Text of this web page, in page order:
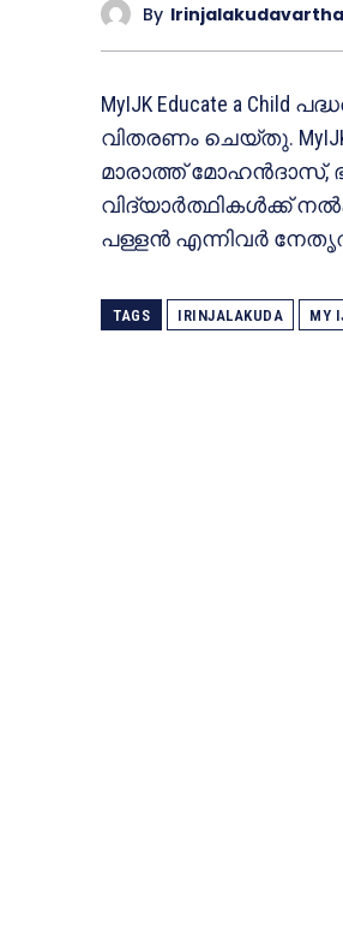
By
MyIJK Educate a
വിതരണം ചെയ്തു.
മാരാത്ത് മോഹന്‍ദാസ്,
വിദ്യാര്‍ത്ഥികള്‍ക്ക്
പള്ളന്‍ എന്നിവര്‍
TAGS IRINJALAKUDA MY